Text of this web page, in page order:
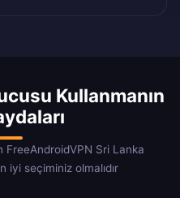
Kullanmanın
Sri Lanka
iyi seçiminiz olmalıdır